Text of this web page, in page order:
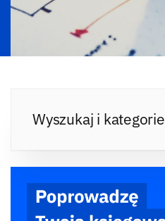
Wyszukaj i kategorie